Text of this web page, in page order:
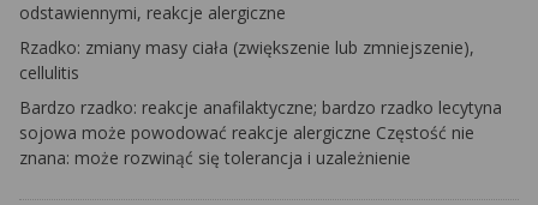
odstawiennymi, reakcje alergiczne
Rzadko: zmiany masy ciała (zwiększenie lub zmniejszenie),
cellulitis
Bardzo rzadko: reakcje anafilaktyczne; bardzo rzadko lecytyna
sojowa może powodować reakcje alergiczne Częstość nie
znana: może rozwinąć się tolerancja i uzależnienie